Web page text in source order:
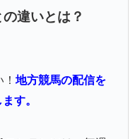
の違いとは？
地方競馬の配信を
す。